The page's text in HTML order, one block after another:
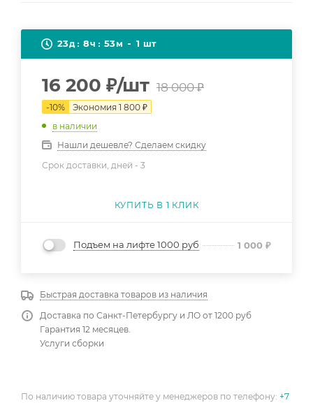
23д 8ч 53м 1 шт
16 200 ₽/шт 18 000₽
-10% Экономия 1 800 ₽
в наличии
Нашли дешевле? Сделаем скидку
Срок доставки, дней - 3
КУПИТЬ В 1 КЛИК
Подъем на лифте 1000 руб 1 000 ₽
Быстрая доставка товаров из наличия
Доставка по Санкт-Петербургу и ЛО от 1200 руб
Гарантия 12 месяцев.
Услуги сборки
По наличию товара уточняйте у менеджеров по телефону: +7